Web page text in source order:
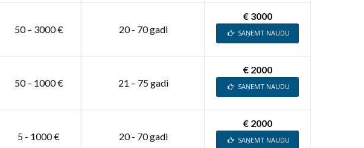
50 – 3000 € 20 - 70 gadi
€ 3000
SAŅEMT NAUDU
50 – 1000 € 21 – 75 gadi
€ 2000
SAŅEMT NAUDU
5 - 1000 € 20 - 70 gadi
€ 2000
SAŅEMT NAUDU